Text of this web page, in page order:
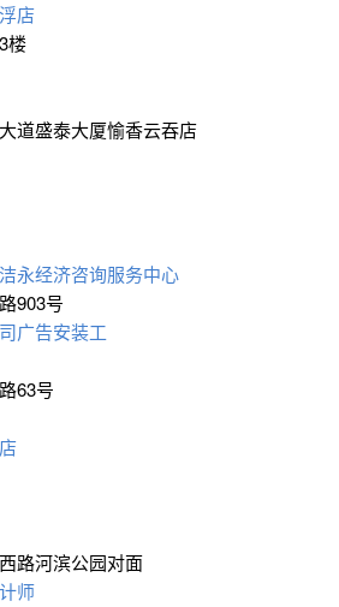
店
楼
道盛泰大厦愉香云吞店
永经济咨询服务中心
903号
广告安装工
63号
路河滨公园对面
师